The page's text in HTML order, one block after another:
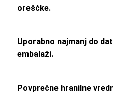
oreščke.
Uporabno najmanj do
embalaži.
Povprečne hranilne